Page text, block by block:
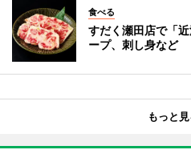
食べる
すだく瀬田店で「
ープ、刺し身など
もっと